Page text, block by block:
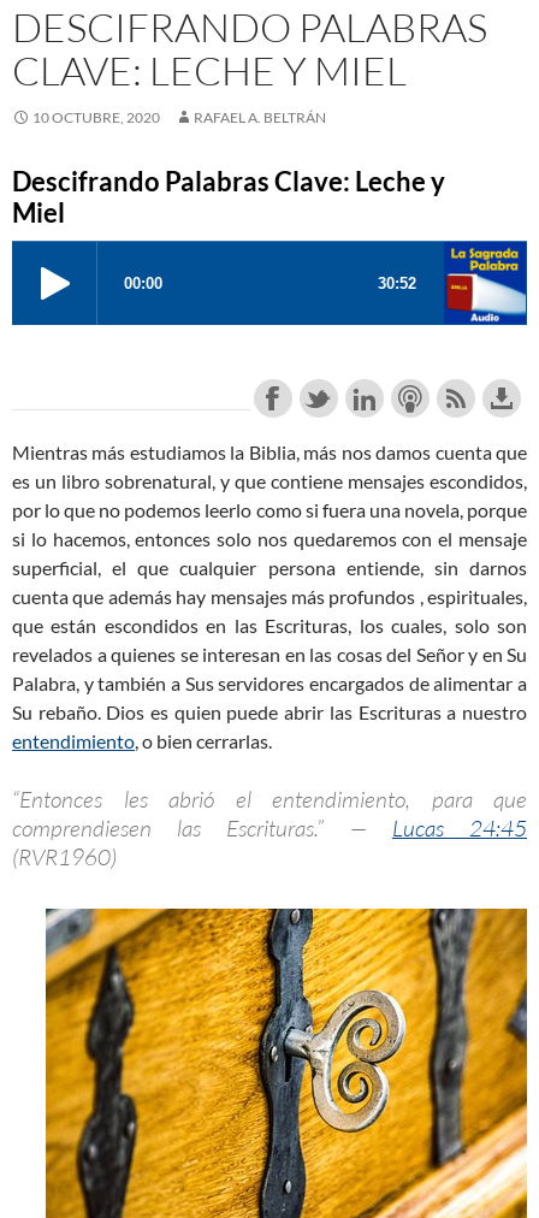
DESCIFRANDO PALABRAS
CLAVE: LECHE Y MIEL
10 OCTUBRE, 2020 RAFAEL A. BELTRÁN
Descifrando Palabras Clave: Leche y
Miel
Mientras más estudiamos la Biblia, más nos damos cuenta que
es un libro sobrenatural, y que contiene mensajes escondidos,
por lo que no podemos leerlo como si fuera una novela, porque
si lo hacemos, entonces solo nos quedaremos con el mensaje
superficial, el que cualquier persona entiende, sin darnos
cuenta que además hay mensajes más profundos , espirituales,
que están escondidos en las Escrituras, los cuales, solo son
revelados a quienes se interesan en las cosas del Señor y en Su
Palabra, y también a Sus servidores encargados de alimentar a
Su rebaño. Dios es quien puede abrir las Escrituras a nuestro
entendimiento, o bien cerrarlas.
“Entonces les abrió el entendimiento, para que
comprendiesen las Escrituras.” — Lucas 24:45
(RVR1960)